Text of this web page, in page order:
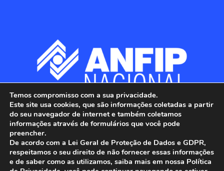
Temos compromisso com a sua privacidade.
Este site usa cookies, que são informações coletadas a partir
do seu navegador de internet e também coletamos
informações através de formulários que você pode
preencher.
De acordo com a Lei Geral de Proteção de Dados e GDPR,
respeitamos o seu direito de não fornecer essas informações
e de saber como as utilizamos, saiba mais em nossa Política